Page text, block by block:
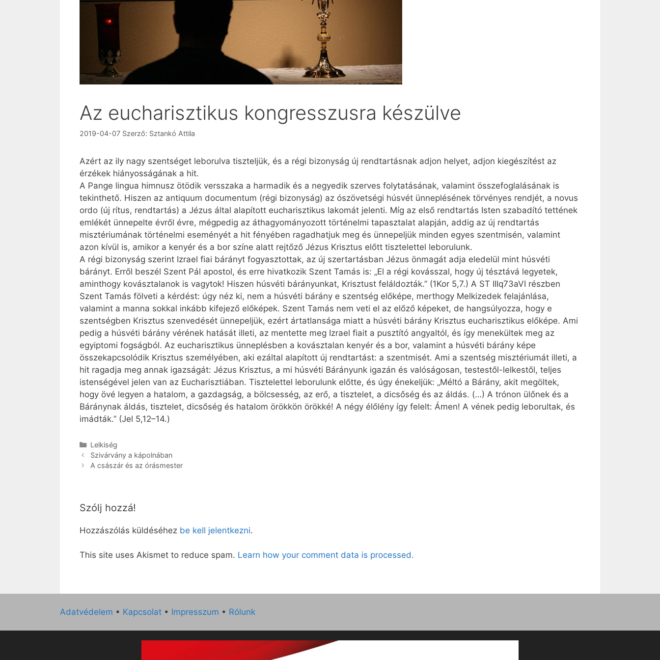
Az eucharisztikus kongresszusra készülve
2019-04-07 Szerző: Sztankó Attila
Azért az ily nagy szentséget leborulva tiszteljük, és a régi bizonyság új rendtartásnak adjon helyet, adjon kiegészítést az
érzékek hiányosságának a hit.
A Pange lingua himnusz ötödik versszaka a harmadik és a negyedik szerves folytatásának, valamint összefoglalásának is
tekinthető. Hiszen az antiquum documentum (régi bizonyság) az ószövetségi húsvét ünneplésének törvényes rendjét, a novus
ordo (új rítus, rendtartás) a Jézus által alapított eucharisztikus lakomát jelenti. Míg az első rendtartás Isten szabadító tettének
emlékét ünnepelte évről évre, mégpedig az áthagyományozott történelmi tapasztalat alapján, addig az új rendtartás
misztériumának történelmi eseményét a hit fényében ragadhatjuk meg és ünnepeljük minden egyes szentmisén, valamint
azon kívül is, amikor a kenyér és a bor színe alatt rejtőző Jézus Krisztus előtt tisztelettel leborulunk.
A régi bizonyság szerint Izrael fiai bárányt fogyasztottak, az új szertartásban Jézus önmagát adja eledelül mint húsvéti
bárányt. Erről beszél Szent Pál apostol, és erre hivatkozik Szent Tamás is: „El a régi kovásszal, hogy új tésztává legyetek,
aminthogy kovásztalanok is vagytok! Hiszen húsvéti bárányunkat, Krisztust feláldozták.” (1Kor 5,7.) A ST IIIq73aVI részben
Szent Tamás fölveti a kérdést: úgy néz ki, nem a húsvéti bárány e szentség előképe, merthogy Melkizedek felajánlása,
valamint a manna sokkal inkább kifejező előképek. Szent Tamás nem veti el az előző képeket, de hangsúlyozza, hogy e
szentségben Krisztus szenvedését ünnepeljük, ezért ártatlansága miatt a húsvéti bárány Krisztus eucharisztikus előképe. Ami
pedig a húsvéti bárány vérének hatását illeti, az mentette meg Izrael fiait a pusztító angyaltól, és így menekültek meg az
egyiptomi fogságból. Az eucharisztikus ünneplésben a kovásztalan kenyér és a bor, valamint a húsvéti bárány képe
összekapcsolódik Krisztus személyében, aki ezáltal alapított új rendtartást: a szentmisét. Ami a szentség misztériumát illeti, a
hit ragadja meg annak igazságát: Jézus Krisztus, a mi húsvéti Bárányunk igazán és valóságosan, testestől-lelkestől, teljes
istenségével jelen van az Eucharisztiában. Tisztelettel leborulunk előtte, és úgy énekeljük: „Méltó a Bárány, akit megöltek,
hogy övé legyen a hatalom, a gazdagság, a bölcsesség, az erő, a tisztelet, a dicsőség és az áldás. (…) A trónon ülőnek és a
Báránynak áldás, tisztelet, dicsőség és hatalom örökkön örökké! A négy élőlény így felelt: Ámen! A vének pedig leborultak, és
imádták.” (Jel 5,12–14.)
Kategória
Lelkiség
Szivárvány a kápolnában
A császár és az órásmester
Szólj hozzá!
Hozzászólás küldéséhez be kell jelentkezni.
This site uses Akismet to reduce spam. Learn how your comment data is processed.
Adatvédelem • Kapcsolat • Impresszum • Rólunk